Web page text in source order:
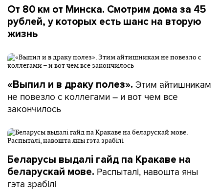
От 80 км от Минска. Смотрим дома за 45
рублей, у которых есть шанс на вторую
жизнь
«Выпил и в драку полез». Этим айтишникам
не повезло с коллегами – и вот чем все
закончилось
Беларусы выдалі гайд па Кракаве на
беларускай мове. Распыталі, навошта яны
гэта зрабілі